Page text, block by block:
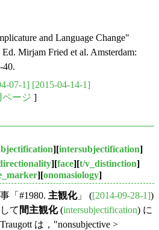
and Language Change"
Ed. Mirjam Fried et al. Amsterdam:
40.
07-1] [2015-04-14-1]
ページ ]
][intersubjectification]
][face][t/v_distinction]
][onomasiology]
「#1980. 主観化」 ([2014-09-28-1])
て 間主観化(intersubjectification) に
は，"nonsubjective >